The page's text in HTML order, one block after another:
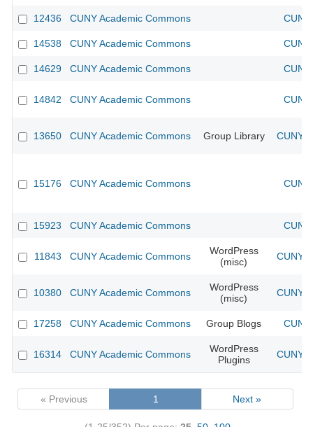
12436 CUNY Academic Commons
14538 CUNY Academic Commons
14629 CUNY Academic Commons
14842 CUNY Academic Commons
13650 CUNY Academic Commons Group Library CUNY
15176 CUNY Academic Commons
15923 CUNY Academic Commons
11843 CUNY Academic Commons
WordPress
(misc)
CUNY
10380 CUNY Academic Commons
WordPress
(misc)
CUNY
17258 CUNY Academic Commons Group Blogs
16314 CUNY Academic Commons
WordPress
Plugins
CUNY
« Previous 1 Next »